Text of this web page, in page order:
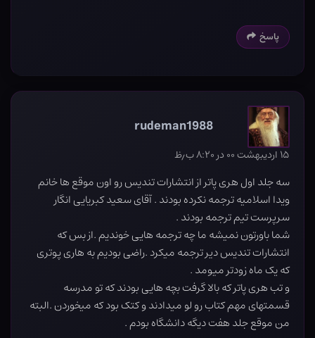
پاسخ
rudeman1988
۱۵ اردیبهشت ۰۰ در ۸:۲۰ ب٫ظ
سه جلد اول هری پاتر از انتشارات تندیس رو اون موقع ها خانم
ویدا اسلامیه ترجمه نکرده بودند . آقای سعید کبریایی انگار
سرپرست تیم ترجمه بودند .
شما باورتون نمیشه ما چه ترجمه هایی خوندیم .از بس که
انتشارات تندیس دیر ترجمه میکرد .راضی بودیم به هاری پوتری
که یک ماه زودتر میومد .
و تب هری پاتر که بالا گرفت بچه هایی بودند که تو مدرسه
قسمتهای مهم کتاب رو لو میدادند و کتک بود که میخوردن .البته
من موقع جلد هفت دیگه دانشگاه بودم .